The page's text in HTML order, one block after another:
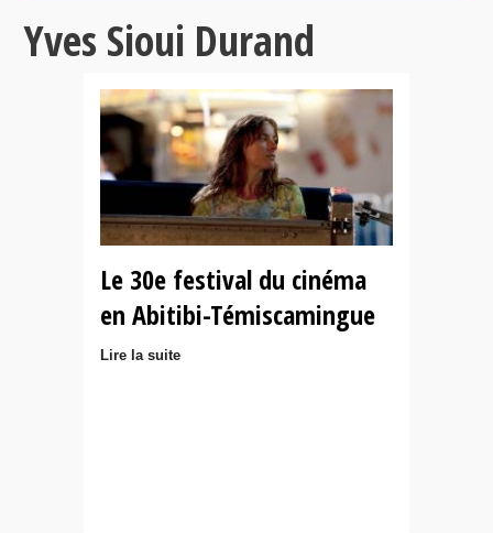
Yves Sioui Durand
Le 30e festival du cinéma
en Abitibi-Témiscamingue
Lire la suite